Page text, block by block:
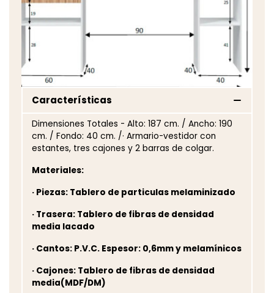
Características
Dimensiones Totales - Alto: 187 cm. / Ancho: 190
cm. / Fondo: 40 cm. /· Armario-vestidor con
estantes, tres cajones y 2 barras de colgar.
Materiales:
· Piezas: Tablero de particulas melaminizado
· Trasera: Tablero de fibras de densidad
media lacado
· Cantos: P.V.C. Espesor: 0,6mm y melamínicos
· Cajones: Tablero de fibras de densidad
media(MDF/DM)